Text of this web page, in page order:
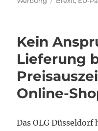
Kein
Lieferung
Online-
Das OLG